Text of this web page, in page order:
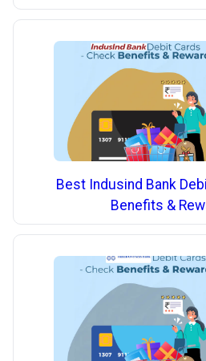
Best Indusind Bank
Benefits &